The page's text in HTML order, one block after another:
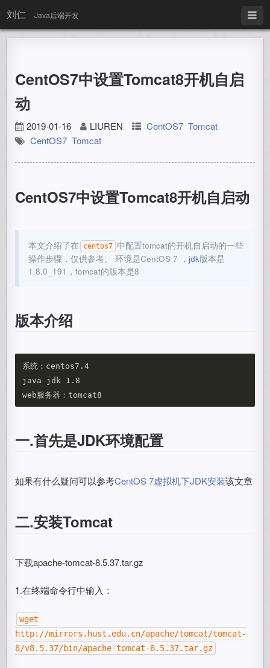
刘仁 Java后端开发
CentOS7中设置Tomcat8开机自启
动
2019-01-16 LIUREN CentOS7 Tomcat
CentOS7 Tomcat
CentOS7中设置Tomcat8开机自启动
本文介绍了在 centos7 中配置tomcat的开机自启动的一些
操作步骤，仅供参考。 环境是CentOS 7 ，jdk版本是
1.8.0_191，tomcat的版本是8
版本介绍
系统：centos7.4
java jdk 1.8
一.首先是JDK环境配置
如果有什么疑问可以参考CentOS 7虚拟机下JDK安装该文章
二.安装Tomcat
下载apache-tomcat-8.5.37.tar.gz
1.在终端命令行中输入：
wget
http://mirrors.hust.edu.cn/apache/tomcat/tomcat-
8/v8.5.37/bin/apache-tomcat-8.5.37.tar.gz